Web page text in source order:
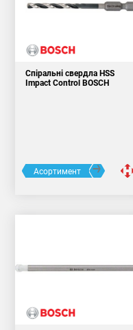
Спіральні свердла HSS
Impact Control BOSCH
Асортимент